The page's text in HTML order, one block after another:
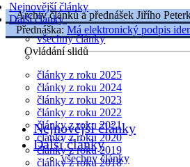
Nejnovější články
Další články
všechny články
články z roku 2025
články z roku 2024
články z roku 2023
články z roku 2022
články z roku 2021
články z roku 2020
články z roku 2019
články z roku 2018
Archiv článků a přednášek Jiřího
Přednáška: Má elektronický podpis
Ovládání slidů
Nejnovější články
Další články
všechny články